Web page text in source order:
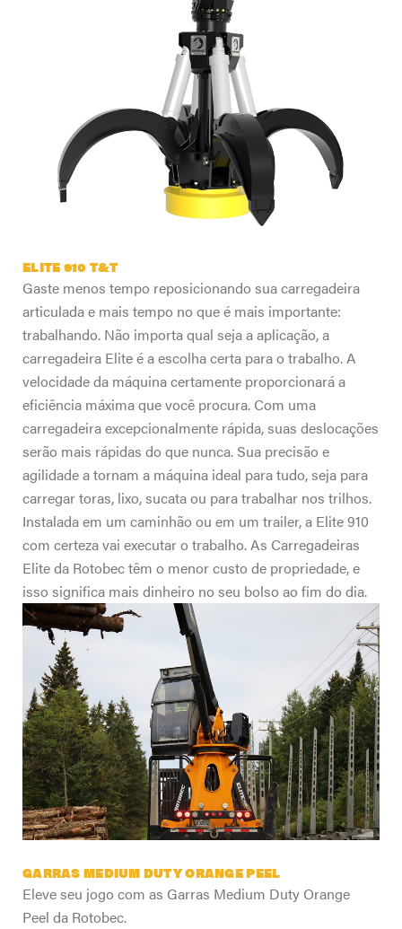
ELITE 910 T&T
Gaste menos tempo reposicionando sua carregadeira
articulada e mais tempo no que é mais importante:
trabalhando. Não importa qual seja a aplicação, a
carregadeira Elite é a escolha certa para o trabalho. A
velocidade da máquina certamente proporcionará a
eficiência máxima que você procura. Com uma
carregadeira excepcionalmente rápida, suas deslocações
serão mais rápidas do que nunca. Sua precisão e
agilidade a tornam a máquina ideal para tudo, seja para
carregar toras, lixo, sucata ou para trabalhar nos trilhos.
Instalada em um caminhão ou em um trailer, a Elite 910
com certeza vai executar o trabalho. As Carregadeiras
Elite da Rotobec têm o menor custo de propriedade, e
isso significa mais dinheiro no seu bolso ao fim do dia.
GARRAS MEDIUM DUTY ORANGE PEEL
Eleve seu jogo com as Garras Medium Duty Orange
Peel da Rotobec.